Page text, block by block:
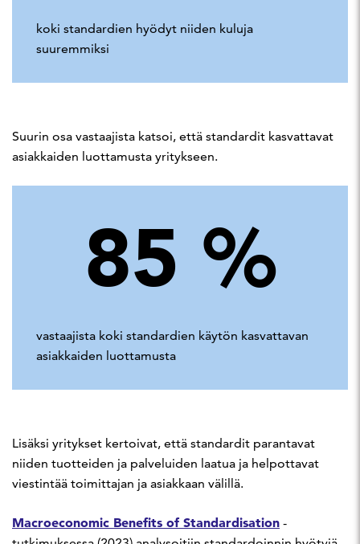
koki standardien hyödyt niiden kuluja
suuremmiksi
Suurin osa vastaajista katsoi, että standardit kasvattavat
asiakkaiden luottamusta yritykseen.
85 %
vastaajista koki standardien käytön kasvattavan
asiakkaiden luottamusta
Lisäksi yritykset kertoivat, että standardit parantavat
niiden tuotteiden ja palveluiden laatua ja helpottavat
viestintää toimittajan ja asiakkaan välillä.
Macroeconomic Benefits of Standardisation -